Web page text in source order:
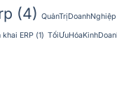
(4) QuảnTrịDoanhNghiệp
khai ERP (1)